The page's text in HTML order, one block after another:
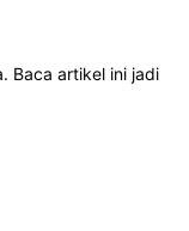
Baca artikel ini jadi